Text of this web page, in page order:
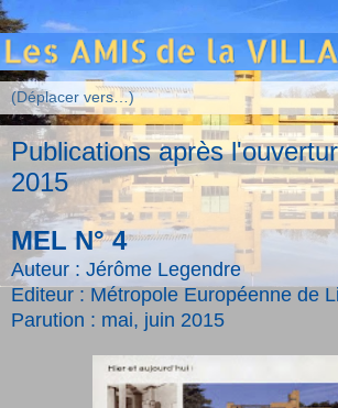
Publications après
2015
MEL N° 4
Auteur : Jérôme Legendre
Editeur : Métropole Européenne de
Parution : mai, juin 2015